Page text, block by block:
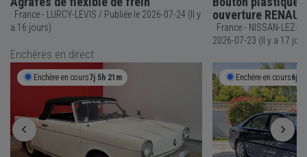
France - LURCY-LEVIS / Publiée le 2026-07-24 (Il y
a 16 jours)
ouverture
France - NISSAN-LEZ-
2026-07-23 (Il y a 17
Enchères en direct
Enchère en cours7j 5h 21m Enchère en cours6j